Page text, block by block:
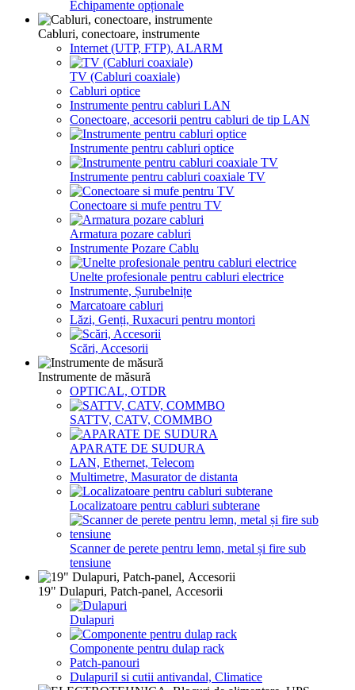
Echipamente opționale
Cabluri, conectoare, instrumente
Internet (UTP, FTP), ALARM
TV (Cabluri coaxiale)
Cabluri optice
Instrumente pentru cabluri LAN
Conectoare, accesorii pentru cabluri de tip LAN
Instrumente pentru cabluri optice
Instrumente pentru cabluri coaxiale TV
Conectoare si mufe pentru TV
Armatura pozare cabluri
Instrumente Pozare Cablu
Unelte profesionale pentru cabluri electrice
Instrumente, Șurubelnițe
Marcatoare cabluri
Lăzi, Genți, Ruxacuri pentru montori
Scări, Accesorii
Instrumente de măsură
OPTICAL, OTDR
SATTV, CATV, COMMBO
APARATE DE SUDURA
LAN, Ethernet, Telecom
Multimetre, Masurator de distanta
Localizatoare pentru cabluri subterane
Scanner de perete pentru lemn, metal și fire sub
tensiune
19" Dulapuri, Patch-panel, Аccesorii
Dulapuri
Componente pentru dulap rack
Patch-panouri
DulapuriI si cutii antivandal, Climatice